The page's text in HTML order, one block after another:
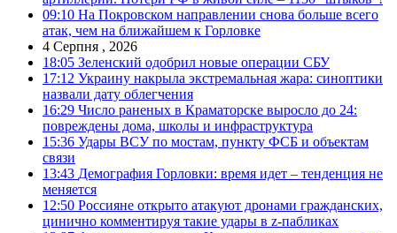
09:10 На Покровском направлении снова больше всего
атак, чем на ближайшем к Горловке
4 Серпня , 2026
18:05 Зеленский одобрил новые операции СБУ
17:12 Украину накрыла экстремальная жара: синоптики
назвали дату облегчения
16:29 Число раненых в Краматорске выросло до 24:
повреждены дома, школы и инфраструктура
15:36 Удары ВСУ по мостам, пункту ФСБ и объектам
связи
13:43 Демография Горловки: время идет – тенденция не
меняется
12:50 Россияне открыто атакуют дронами гражданских,
цинично комментируя такие удары в z-пабликах